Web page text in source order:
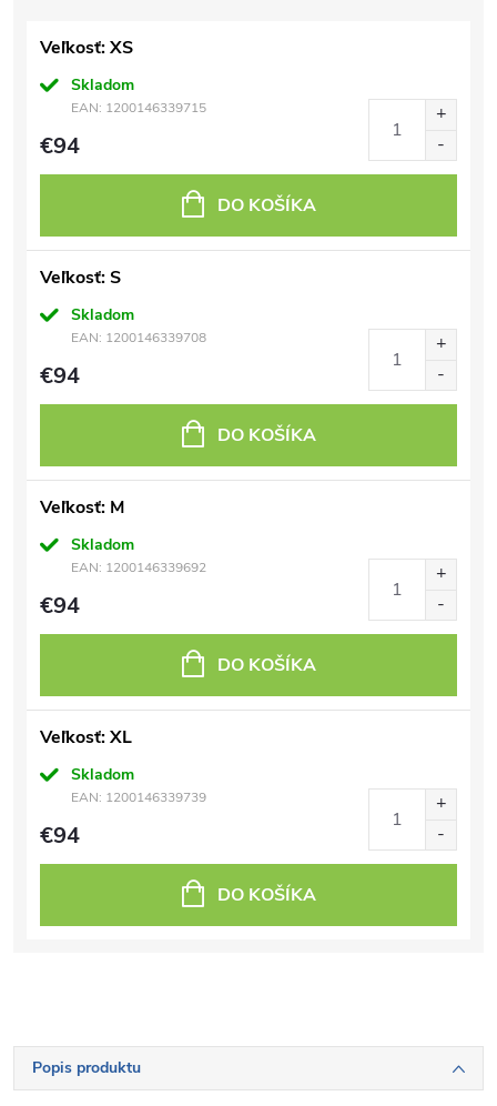
Veľkosť: XS
Skladom
EAN: 1200146339715
€94
DO KOŠÍKA
Veľkosť: S
Skladom
EAN: 1200146339708
€94
DO KOŠÍKA
Veľkosť: M
Skladom
EAN: 1200146339692
€94
DO KOŠÍKA
Veľkosť: XL
Skladom
EAN: 1200146339739
€94
DO KOŠÍKA
Popis produktu